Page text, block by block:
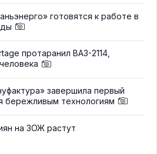
готовятся к работе в
протаранил ВАЗ-2114,
завершила первый
бережливым технологиям
на ЗОЖ растут